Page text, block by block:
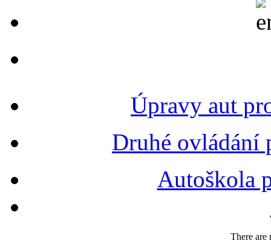
Úpravy aut
Druhé
Autoškola
There are